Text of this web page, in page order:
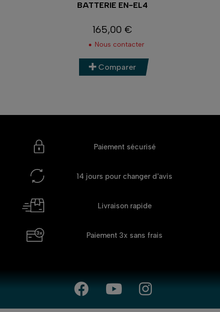
BATTERIE EN-EL4
Prix
165,00 €
Nous contacter
Comparer
Paiement sécurisé
14 jours pour changer d'avis
Livraison rapide
Paiement 3x sans frais